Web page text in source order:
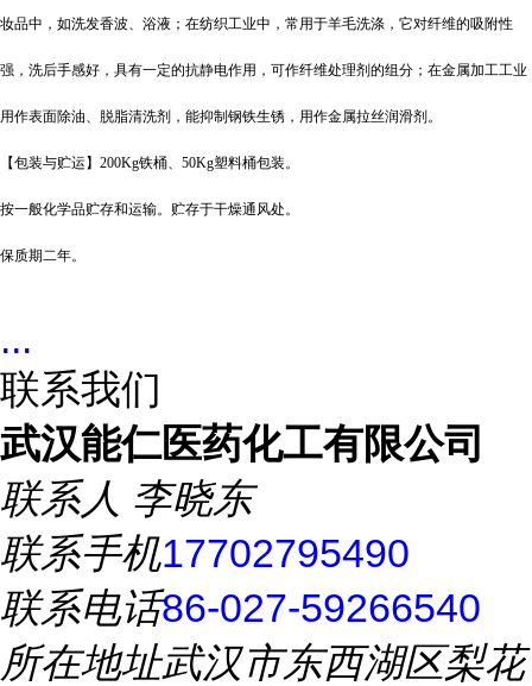
妆品中，如洗发香波、浴液；在纺织工业中，常用于羊毛洗涤，它对纤维的吸附性
强，洗后手感好，具有一定的抗静电作用，可作纤维处理剂的组分；在金属加工工业
用作表面除油、脱脂清洗剂，能抑制钢铁生锈，用作金属拉丝润滑剂。
【包装与贮运】 200Kg铁桶、50Kg塑料桶包装。
按一般化学品贮存和运输。贮存于干燥通风处。
保质期二年。
...
联系我们
武汉能仁医药化工有限公司
联系人 李晓东
联系手机17702795490
联系电话86-027-59266540
所在地址武汉市东西湖区梨花